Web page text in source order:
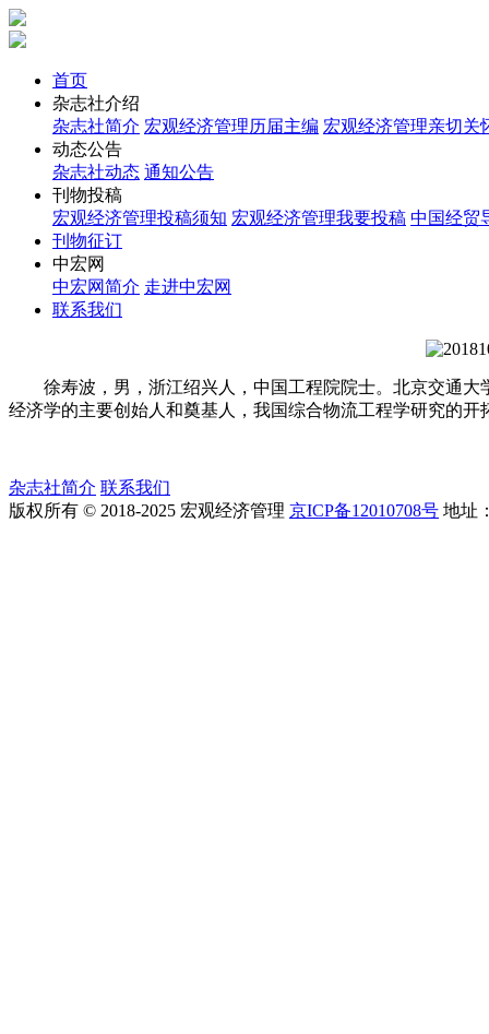
首页
杂志社介绍
杂志社简介 宏观经济管理历届主编 宏观经济管理亲切关
动态公告
杂志社动态 通知公告
刊物投稿
宏观经济管理投稿须知 宏观经济管理我要投稿 中国经贸
刊物征订
中宏网
中宏网简介 走进中宏网
联系我们
徐寿波，男，浙江绍兴人，中国工程院院士。北京交通大
经济学的主要创始人和奠基人，我国综合物流工程学研究的开
杂志社简介 联系我们
版权所有 © 2018-2025 宏观经济管理 京ICP备12010708号 地址